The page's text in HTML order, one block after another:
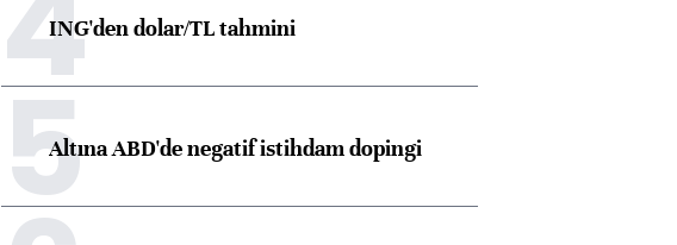
ING'den dolar/TL tahmini
5Altına ABD'de negatif istihdam dopingi